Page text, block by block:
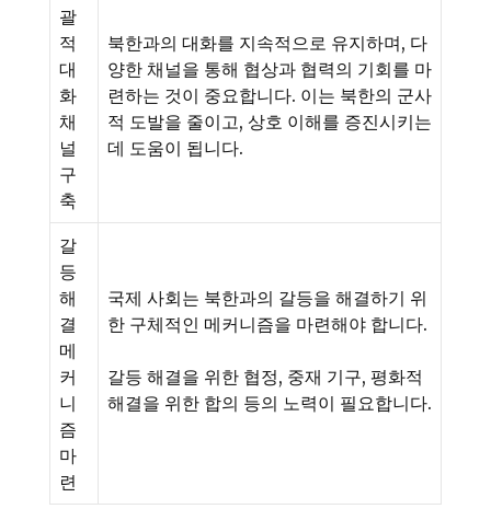
괄
적
대
화
채
널
구
축
북한과의 대화를 지속적으로 유지하며, 다
양한 채널을 통해 협상과 협력의 기회를 마
련하는 것이 중요합니다. 이는 북한의 군사
적 도발을 줄이고, 상호 이해를 증진시키는
데 도움이 됩니다.
갈
등
해
결
메
커
니
즘
마
련
국제 사회는 북한과의 갈등을 해결하기 위
한 구체적인 메커니즘을 마련해야 합니다.
갈등 해결을 위한 협정, 중재 기구, 평화적
해결을 위한 합의 등의 노력이 필요합니다.